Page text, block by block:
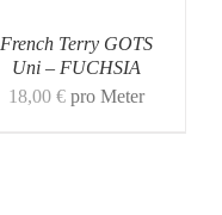
French Terry GOTS
Uni – FUCHSIA
18,00 € pro Meter